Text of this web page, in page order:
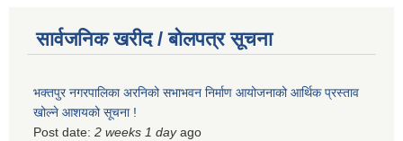
सार्वजनिक खरीद / बोलपत्र सूचना
भक्तपुर नगरपालिका अरनिको सभाभवन निर्माण आयोजनाको आर्थिक प्रस्ताव
खोल्ने आशयको सूचना !
Post date: 2 weeks 1 dayago